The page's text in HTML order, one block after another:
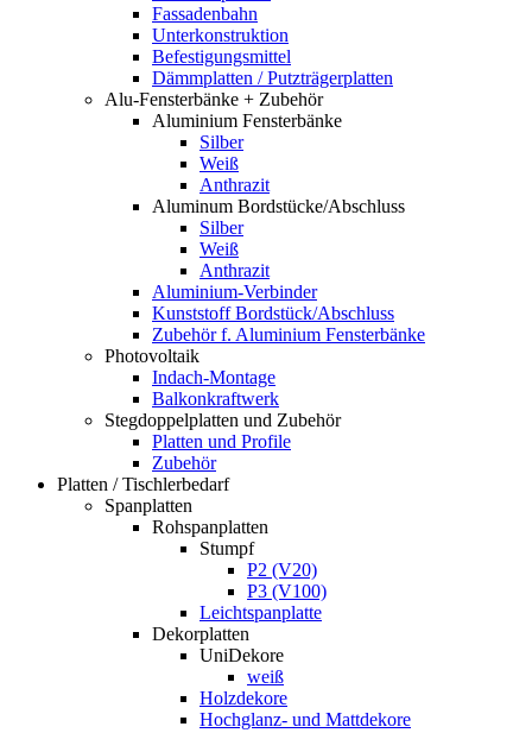
Fassadenbahn
Unterkonstruktion
Befestigungsmittel
Dämmplatten / Putzträgerplatten
Alu-Fensterbänke + Zubehör
Aluminium Fensterbänke
Silber
Weiß
Anthrazit
Aluminum Bordstücke/Abschluss
Silber
Weiß
Anthrazit
Aluminium-Verbinder
Kunststoff Bordstück/Abschluss
Zubehör f. Aluminium Fensterbänke
Photovoltaik
Indach-Montage
Balkonkraftwerk
Stegdoppelplatten und Zubehör
Platten und Profile
Zubehör
Platten / Tischlerbedarf
Spanplatten
Rohspanplatten
Stumpf
P2 (V20)
P3 (V100)
Leichtspanplatte
Dekorplatten
UniDekore
weiß
Holzdekore
Hochglanz- und Mattdekore